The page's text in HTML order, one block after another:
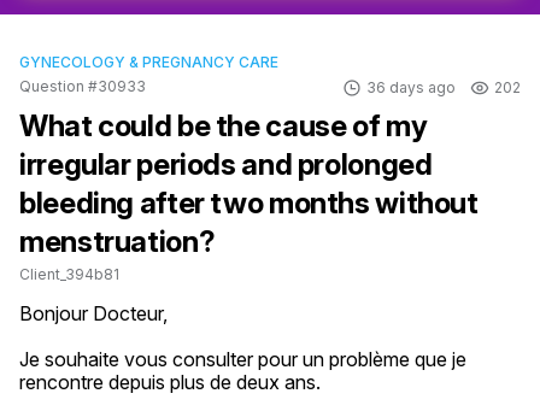
GYNECOLOGY & PREGNANCY CARE
Question #30933
36 days ago 202
What could be the cause of my
irregular periods and prolonged
bleeding after two months without
menstruation?
Client_394b81
Bonjour Docteur,
Je souhaite vous consulter pour un problème que je
rencontre depuis plus de deux ans.